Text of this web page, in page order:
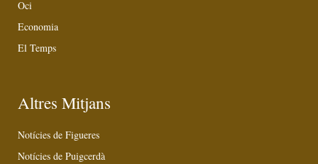
Oci
Economia
El Temps
Altres Mitjans
Notícies de Figueres
Notícies de Puigcerdà